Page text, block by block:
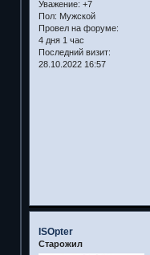
Уважение: +7
Пол: Мужской
Провел на форуме:
4 дня 1 час
Последний визит:
28.10.2022 16:57
ISOpter
Старожил